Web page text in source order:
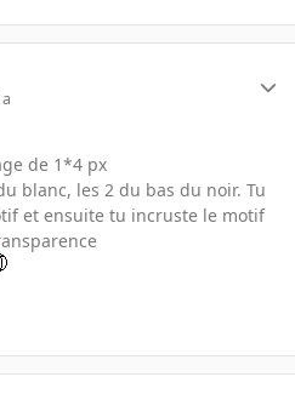
de 1*4 px
blanc, les 2 du bas du noir. Tu
et ensuite tu incruste le motif